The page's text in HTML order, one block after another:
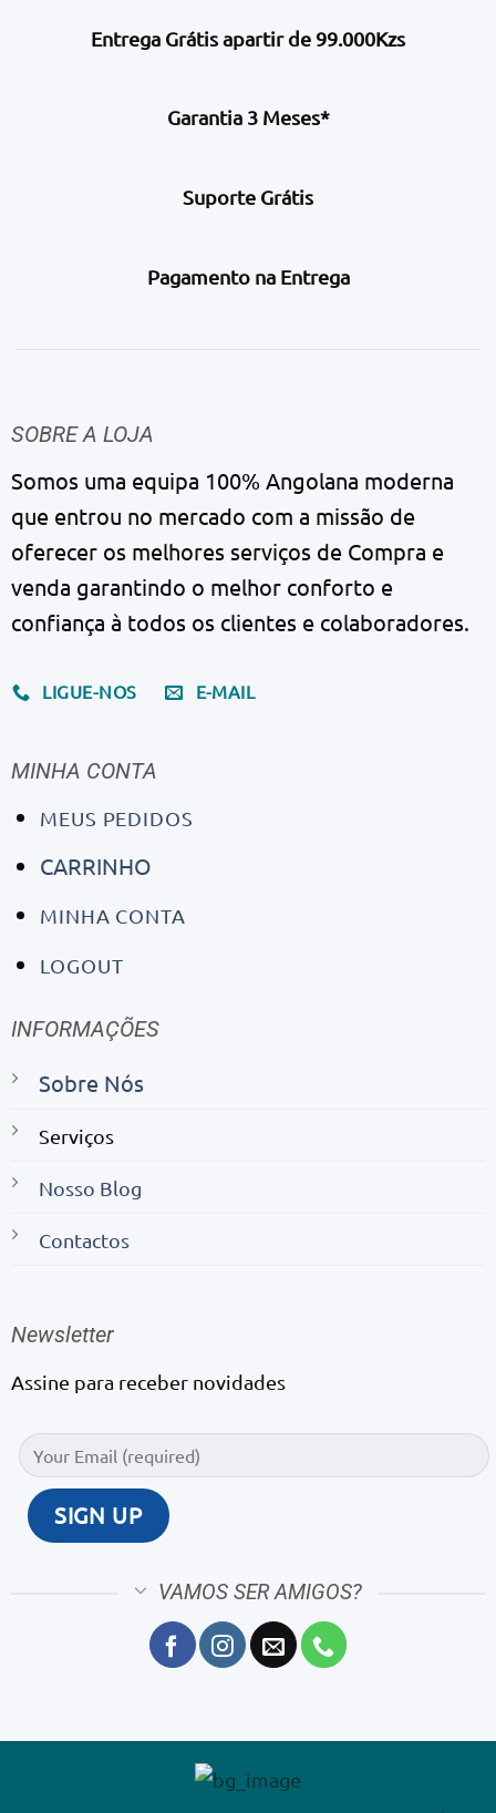
Entrega Grátis apartir de 99.000Kzs
Garantia 3 Meses*
Suporte Grátis
Pagamento na Entrega
SOBRE A LOJA
Somos uma equipa 100% Angolana moderna
que entrou no mercado com a missão de
oferecer os melhores serviços de Compra e
venda garantindo o melhor conforto e
confiança à todos os clientes e colaboradores.
LIGUE-NOS E-MAIL
MINHA CONTA
MEUS PEDIDOS
CARRINHO
MINHA CONTA
LOGOUT
INFORMAÇÕES
Sobre Nós
Serviços
Nosso Blog
Contactos
Newsletter
Assine para receber novidades
VAMOS SER AMIGOS?